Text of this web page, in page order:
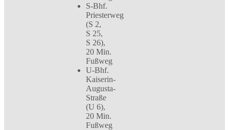
S-Bhf.
Priesterweg
(S 2,
S 25,
S 26),
20 Min.
Fußweg
U-Bhf.
Kaiserin-
Augusta-
Straße
(U 6),
20 Min.
Fußweg